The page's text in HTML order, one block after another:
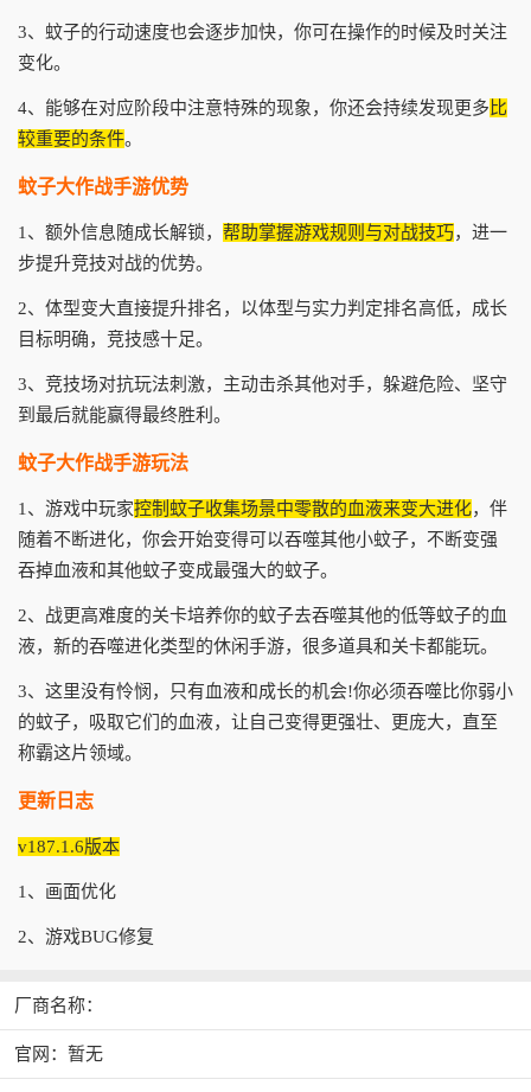
3、蚊子的行动速度也会逐步加快，你可在操作的时候及时关注
变化。
4、能够在对应阶段中注意特殊的现象，你还会持续发现更多 比
较重要的条件。
蚊子大作战手游优势
1、额外信息随成长解锁， 帮助掌握游戏规则与对战技巧，进一
步提升竞技对战的优势。
2、体型变大直接提升排名，以体型与实力判定排名高低，成长
目标明确，竞技感十足。
3、竞技场对抗玩法刺激，主动击杀其他对手，躲避危险、坚守
到最后就能赢得最终胜利。
蚊子大作战手游玩法
1、游戏中玩家控制蚊子收集场景中零散的血液来变大进化，伴
随着不断进化，你会开始变得可以吞噬其他小蚊子，不断变强
吞掉血液和其他蚊子变成最强大的蚊子。
2、战更高难度的关卡培养你的蚊子去吞噬其他的低等蚊子的血
液，新的吞噬进化类型的休闲手游，很多道具和关卡都能玩。
3、这里没有怜悯，只有血液和成长的机会!你必须吞噬比你弱小
的蚊子，吸取它们的血液，让自己变得更强壮、更庞大，直至
称霸这片领域。
更新日志
v187.1.6版本
1、画面优化
2、游戏BUG修复
厂商名称：
官网：暂无